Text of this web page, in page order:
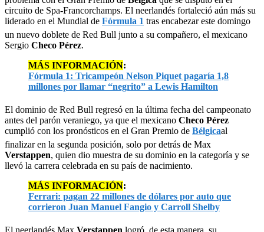
circuito de Spa-Francorchamps. El neerlandés fortaleció aún más su
liderado en el Mundial de Fórmula 1 tras encabezar este domingo
un nuevo doblete de Red Bull junto a su compañero, el mexicano
Sergio Checo Pérez.
MÁS INFORMACIÓN:
Fórmula 1: Tricampeón Nelson Piquet pagaría 1,8
millones por llamar “negrito” a Lewis Hamilton
El dominio de Red Bull regresó en la última fecha del campeonato
antes del parón veraniego, ya que el mexicano Checo Pérez
cumplió con los pronósticos en el Gran Premio de Bélgicaal
finalizar en la segunda posición, solo por detrás de Max
Verstappen, quien dio muestra de su dominio en la categoría y se
llevó la carrera celebrada en su país de nacimiento.
MÁS INFORMACIÓN:
Ferrari: pagan 22 millones de dólares por auto que
corrieron Juan Manuel Fangio y Carroll Shelby
El neerlandés Max Verstappen logró, de esta manera, su